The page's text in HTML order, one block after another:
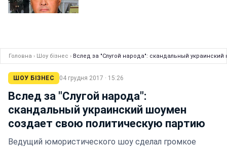
Головна › Шоу бізнес › Вслед за "Слугой народа": скандальный
ШОУ БІЗНЕС 04 грудня 2017 · 15:26
Вслед за "Слугой народа":
скандальный украинский шоумен
создает свою политическую партию
Ведущий юмористического шоу сделал громкое